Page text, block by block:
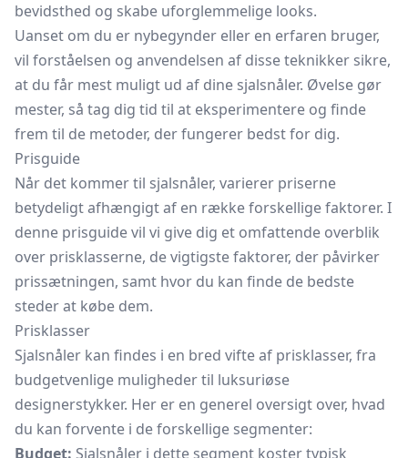
bevidsthed og skabe uforglemmelige looks.
Uanset om du er nybegynder eller en erfaren bruger,
vil forståelsen og anvendelsen af disse teknikker sikre,
at du får mest muligt ud af dine sjalsnåler. Øvelse gør
mester, så tag dig tid til at eksperimentere og finde
frem til de metoder, der fungerer bedst for dig.
Prisguide
Når det kommer til sjalsnåler, varierer priserne
betydeligt afhængigt af en række forskellige faktorer. I
denne prisguide vil vi give dig et omfattende overblik
over prisklasserne, de vigtigste faktorer, der påvirker
prissætningen, samt hvor du kan finde de bedste
steder at købe dem.
Prisklasser
Sjalsnåler kan findes i en bred vifte af prisklasser, fra
budgetvenlige muligheder til luksuriøse
designerstykker. Her er en generel oversigt over, hvad
du kan forvente i de forskellige segmenter:
Budget: Sjalsnåler i dette segment koster typisk